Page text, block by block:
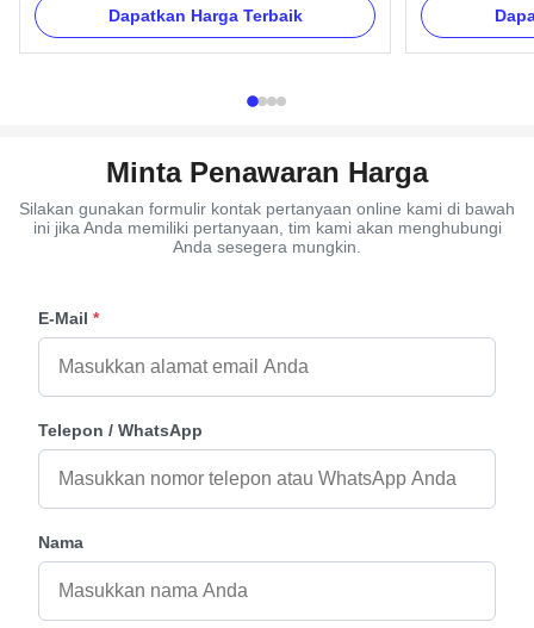
and nuts. And we can pack as Clients' request.
Item Name TX-Model H9020 Material Plastic and
Metal Color Gold, silver, copper, as your order
Dapatkan Harga Terbaik
handles,
can pack as
Model H9013
Minta Penawaran Harga
Silakan gunakan formulir kontak pertanyaan online kami di bawah
ini jika Anda memiliki pertanyaan, tim kami akan menghubungi
Anda sesegera mungkin.
E-Mail *
Telepon / WhatsApp
Nama